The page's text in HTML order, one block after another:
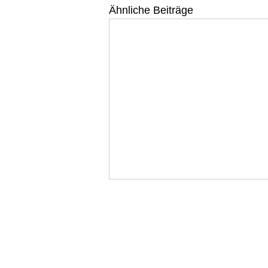
Ähnliche Beiträge
WEINELF Deutschland
Deutsche